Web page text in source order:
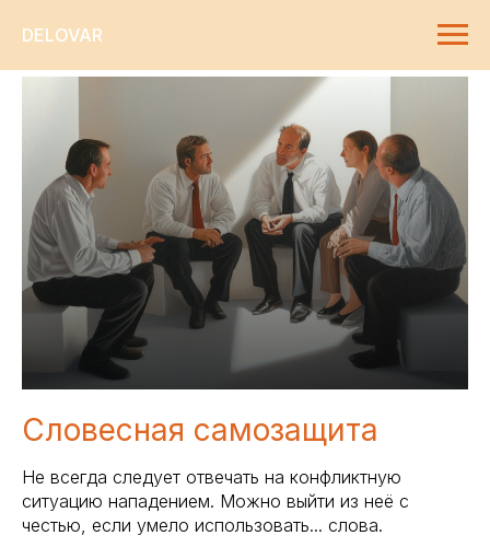
DELOVAR
Словесная самозащита
Не всегда следует отвечать на конфликтную
ситуацию нападением. Можно выйти из неё с
честью, если умело использовать... слова.